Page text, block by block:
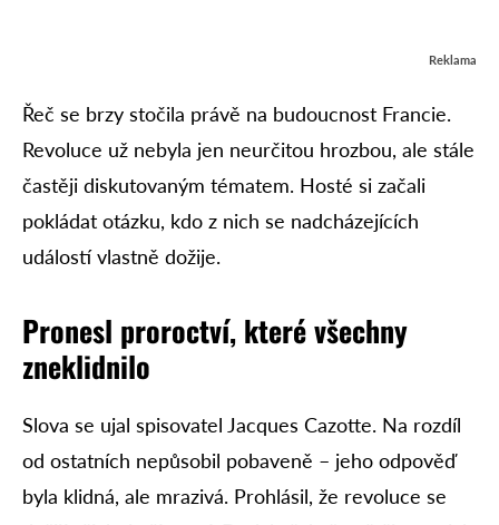
Reklama
Řeč se brzy stočila právě na budoucnost Francie.
Revoluce už nebyla jen neurčitou hrozbou, ale stále
častěji diskutovaným tématem. Hosté si začali
pokládat otázku, kdo z nich se nadcházejících
událostí vlastně dožije.
Pronesl proroctví, které všechny
zneklidnilo
Slova se ujal spisovatel Jacques Cazotte. Na rozdíl
od ostatních nepůsobil pobaveně – jeho odpověď
byla klidná, ale mrazivá. Prohlásil, že revoluce se